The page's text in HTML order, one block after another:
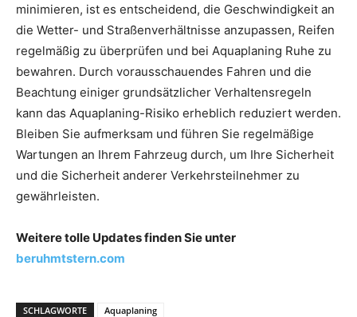
minimieren, ist es entscheidend, die Geschwindigkeit an
die Wetter- und Straßenverhältnisse anzupassen, Reifen
regelmäßig zu überprüfen und bei Aquaplaning Ruhe zu
bewahren. Durch vorausschauendes Fahren und die
Beachtung einiger grundsätzlicher Verhaltensregeln
kann das Aquaplaning-Risiko erheblich reduziert werden.
Bleiben Sie aufmerksam und führen Sie regelmäßige
Wartungen an Ihrem Fahrzeug durch, um Ihre Sicherheit
und die Sicherheit anderer Verkehrsteilnehmer zu
gewährleisten.
Weitere tolle Updates finden Sie unter
beruhmtstern.com
SCHLAGWORTE Aquaplaning